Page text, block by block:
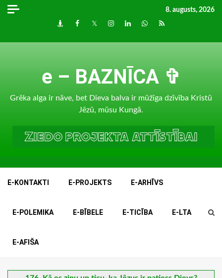
Skip
8. augusts, 2026
DraugiemFacebook
TwitterInstagram
LinkedInwhatsapp
RSS
e – BAZNĪCA ✞
Grēka alga ir nāve, bet Dieva balva ir mūžīga dzīvība Kristū
Jēzū, mūsu Kungā.
E-KONTAKTI E-PROJEKTS E-ARHĪVS
E-POLEMIKA E-BĪBELE E-TICĪBA E-LTA
E-AFIŠA